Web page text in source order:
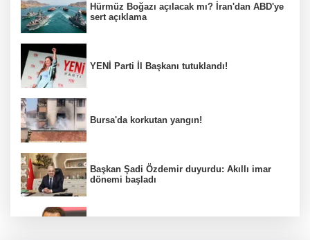
Hürmüz Boğazı açılacak mı? İran'dan ABD'ye
sert açıklama
YENİ Parti İl Başkanı tutuklandı!
Bursa'da korkutan yangın!
Başkan Şadi Özdemir duyurdu: Akıllı imar
dönemi başladı